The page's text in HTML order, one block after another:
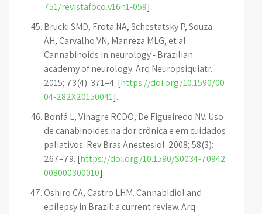
751/revistafoco.v16n1-059].
Brucki SMD, Frota NA, Schestatsky P, Souza
AH, Carvalho VN, Manreza MLG, et al.
Cannabinoids in neurology - Brazilian
academy of neurology. Arq Neuropsiquiatr.
2015; 73(4): 371–4. [https://doi.org/10.1590/00
04-282X20150041].
Bonfá L, Vinagre RCDO, De Figueiredo NV. Uso
de canabinoides na dor crônica e em cuidados
paliativos. Rev Bras Anestesiol. 2008; 58(3):
267–79. [https://doi.org/10.1590/S0034-70942
008000300010].
Oshiro CA, Castro LHM. Cannabidiol and
epilepsy in Brazil: a current review. Arq